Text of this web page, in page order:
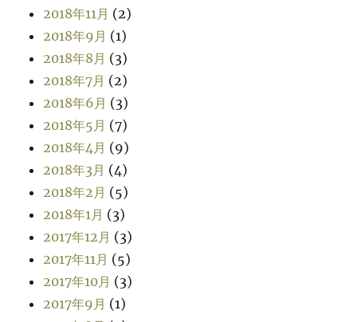
2018年11月 (2)
2018年9月 (1)
2018年8月 (3)
2018年7月 (2)
2018年6月 (3)
2018年5月 (7)
2018年4月 (9)
2018年3月 (4)
2018年2月 (5)
2018年1月 (3)
2017年12月 (3)
2017年11月 (5)
2017年10月 (3)
2017年9月 (1)